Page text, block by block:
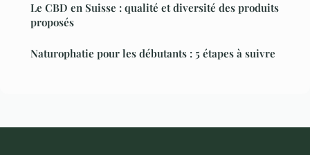
Le CBD en Suisse : qualité et diversité des produits
proposés
Naturophatie pour les débutants : 5 étapes à suivre